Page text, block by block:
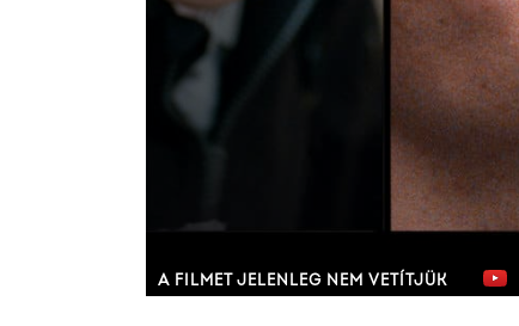
A FILMET JELENLEG NEM VETÍTJÜK